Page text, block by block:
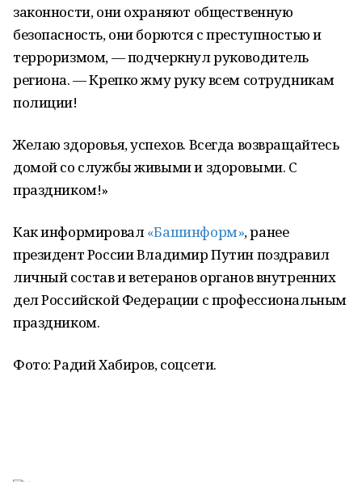
законности, они охраняют общественную
безопасность, они борются с преступностью и
терроризмом, — подчеркнул руководитель
региона. — Крепко жму руку всем сотрудникам
полиции!
Желаю здоровья, успехов. Всегда возвращайтесь
домой со службы живыми и здоровыми. С
праздником!»
Как информировал«Башинформ», ранее
президент России Владимир Путин поздравил
личный состав и ветеранов органов внутренних
дел Российской Федерации с профессиональным
праздником.
Фото: Радий Хабиров, соцсети.